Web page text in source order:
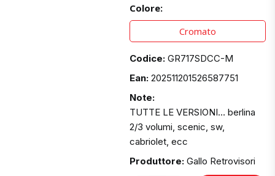
Colore:
Cromato
Codice: GR717SDCC-M
Ean: 202511201526587751
Note:
TUTTE LE VERSIONI… berlina
2/3 volumi, scenic, sw,
cabriolet, ecc
Produttore: Gallo Retrovisori